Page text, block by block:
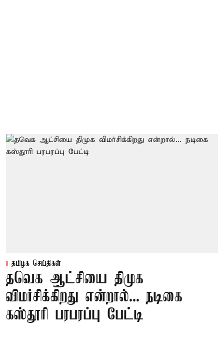
தமிழக செய்திகள்
தவெக ஆட்சியை திமுக
விமர்சிக்கிறது என்றால்... நடிகை
கஸ்தூரி பரபரப்பு பேட்டி